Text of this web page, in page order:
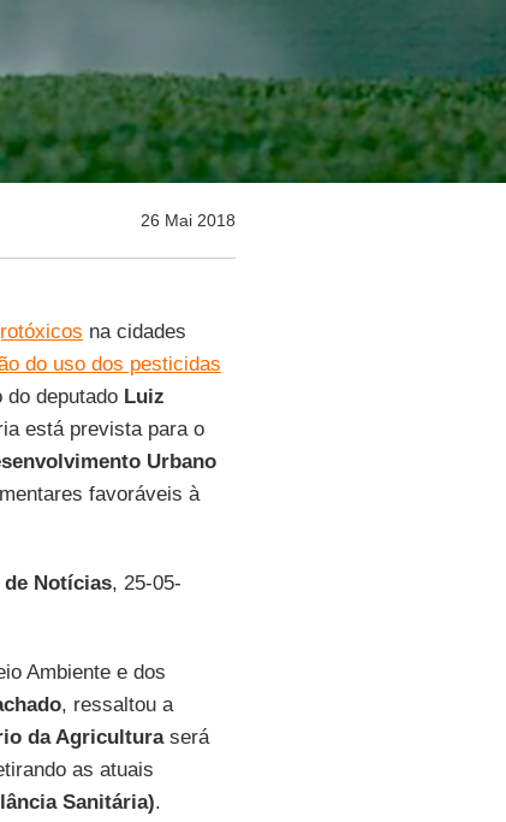
26 Mai 2018
na cidades
do uso dos pesticidas
deputado Luiz
está prevista para o
Urbano
favoráveis à
de Notícias, 25-05-
Ambiente e dos
, ressaltou a
da Agriculturaserá
as atuais
Sanitária).